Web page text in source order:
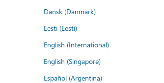
Dansk (Danmark)
Eesti (Eesti)
English (International)
English (Singapore)
Español (Argentina)